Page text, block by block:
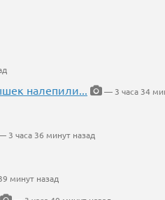
налепили...
— 3 часа 34
3 часа 36 минут назад
минут назад